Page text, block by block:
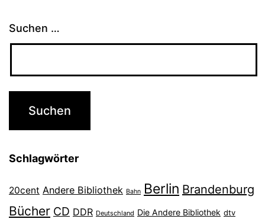
Suchen …
Schlagwörter
20cent Andere Bibliothek Bahn Berlin Brandenburg
Bücher CD DDR Deutschland Die Andere Bibliothek dtv